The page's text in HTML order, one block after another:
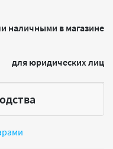
наличными в магазине
для юридических лиц